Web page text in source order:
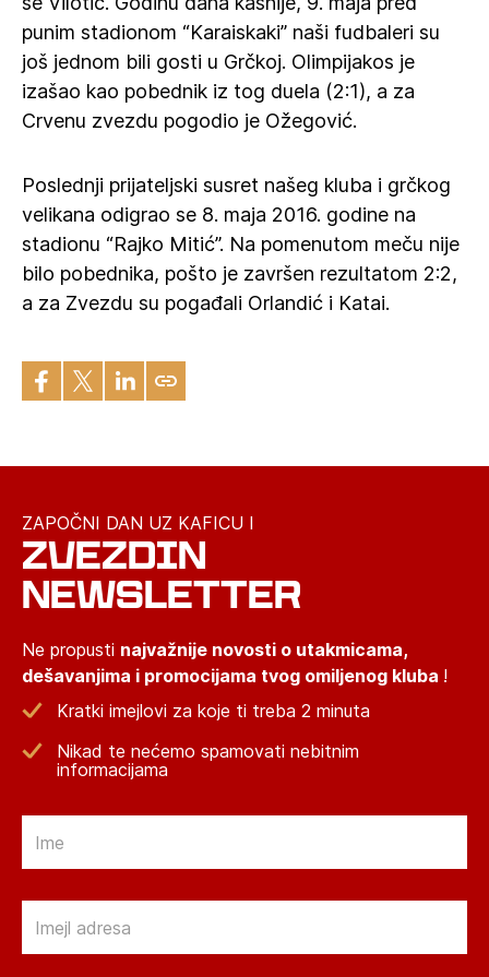
punim stadionom “Karaiskaki” naši fudbaleri su
još jednom bili gosti u Grčkoj. Olimpijakos je
izašao kao pobednik iz tog duela (2:1), a za
Crvenu zvezdu pogodio je Ožegović.
Poslednji prijateljski susret našeg kluba i grčkog
velikana odigrao se 8. maja 2016. godine na
stadionu “Rajko Mitić”. Na pomenutom meču nije
bilo pobednika, pošto je završen rezultatom 2:2,
a za Zvezdu su pogađali Orlandić i Katai.
ZAPOČNI DAN UZ KAFICU I
ZVEZDIN
NEWSLETTER
Ne propusti najvažnije novosti o utakmicama,
dešavanjima i promocijama tvog omiljenog kluba !
Kratki imejlovi za koje ti treba 2 minuta
Nikad te nećemo spamovati nebitnim
informacijama